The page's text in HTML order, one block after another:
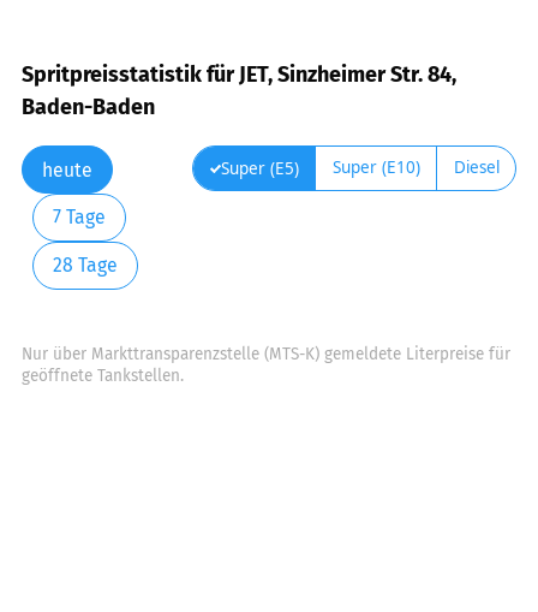
Spritpreisstatistik für JET, Sinzheimer Str. 84,
Baden-Baden
heute
7 Tage
28 Tage
Super (E5) Super (E10) Diesel
Nur über Markttransparenzstelle (MTS-K) gemeldete Literpreise für
geöffnete Tankstellen.